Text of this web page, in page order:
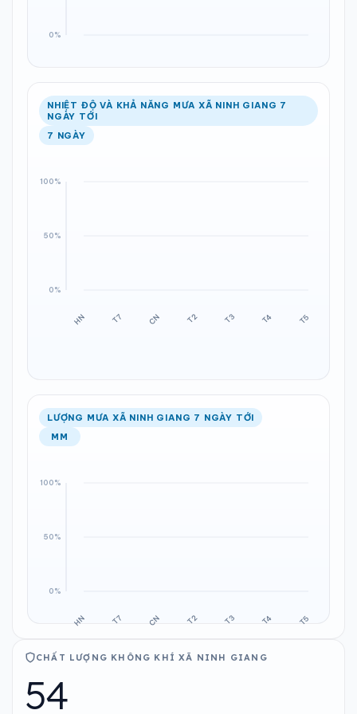
NHIỆT ĐỘ VÀ KHẢ NĂNG MƯA XÃ NINH GIANG 7
NGÀY TỚI
7 NGÀY
LƯỢNG MƯA XÃ NINH GIANG 7 NGÀY TỚI
MM
CHẤT LƯỢNG KHÔNG KHÍ XÃ NINH GIANG
54